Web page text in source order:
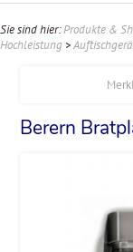
Sie sind hier:Produkte &
Hochleistung >
Berern